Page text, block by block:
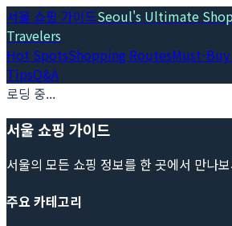
서울 쇼핑 가이드Seoul's Ultimate
Travelers
Hot SpotsShopping RoutesMust-
TipsQ&A
로딩 중...
서울 쇼핑 가이드
서울의 모든 쇼핑 정보를 한 곳에서 만나
주요 카테고리